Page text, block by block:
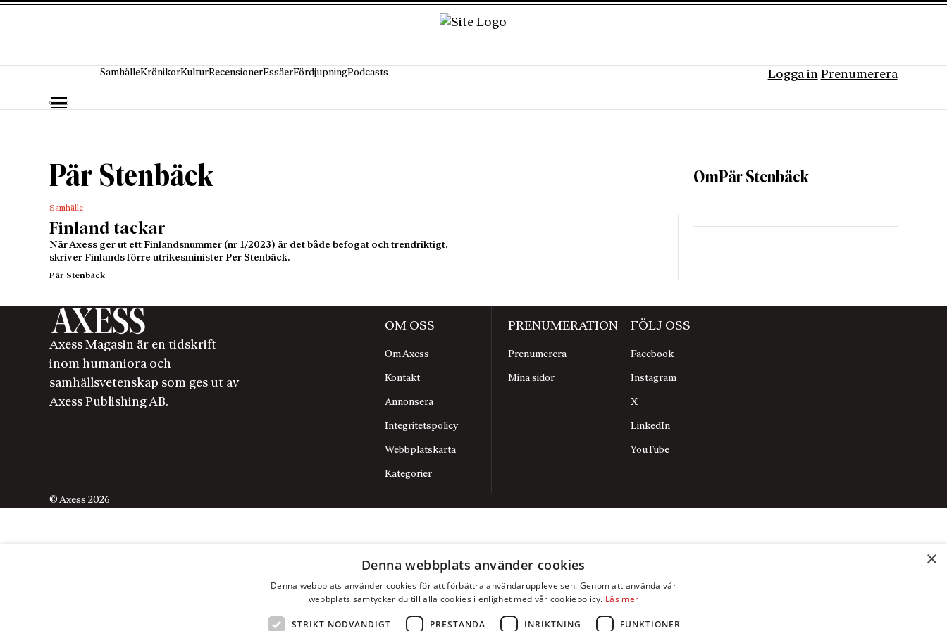
SamhälleKrönikorKulturRecensionerEssäerFördjupningPodcasts Logga in Prenumerera
Pär Stenbäck OmPär Stenbäck
Samhälle
Finland tackar
När Axess ger ut ett Finlandsnummer (nr 1/2023) är det både befogat och trendriktigt,
skriver Finlands förre utrikesminister Per Stenbäck.
Pär Stenbäck
Axess Magasin är en tidskrift
inom humaniora och
samhällsvetenskap som ges ut av
Axess Publishing AB.
OM OSS
Om Axess
Kontakt
Annonsera
Integritetspolicy
Webbplatskarta
Kategorier
PRENUMERATION
Prenumerera
Mina sidor
FÖLJ OSS
Facebook
Instagram
X
LinkedIn
YouTube
© Axess 2026
×
Denna webbplats använder cookies
Denna webbplats använder cookies för att förbättra användarupplevelsen. Genom att använda vår
webbplats samtycker du till alla cookies i enlighet med vår cookiepolicy. Läs mer
STRIKT NÖDVÄNDIGT PRESTANDA INRIKTNING FUNKTIONER